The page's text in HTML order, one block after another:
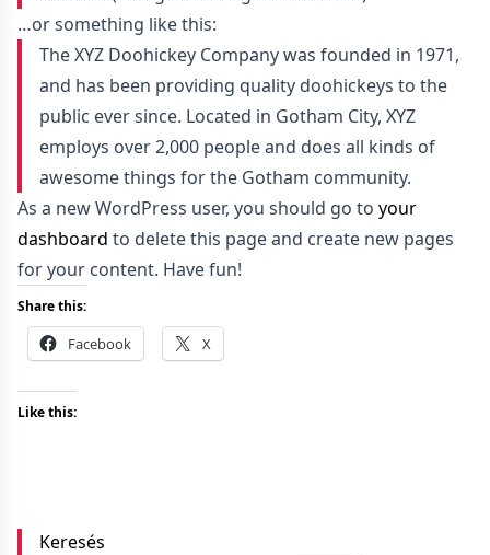
…or something like this:
The XYZ Doohickey Company was founded in 1971,
and has been providing quality doohickeys to the
public ever since. Located in Gotham City, XYZ
employs over 2,000 people and does all kinds of
awesome things for the Gotham community.
As a new WordPress user, you should go to your
dashboard to delete this page and create new pages
for your content. Have fun!
Share this:
Facebook X
Like this:
Keresés